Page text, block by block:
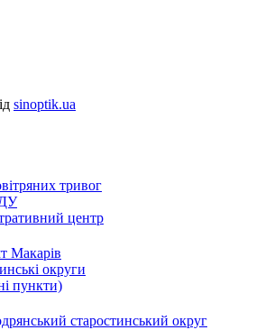
sinoptik.ua
тривог
центр
Макарів
округи
пункти)
старостинський округ